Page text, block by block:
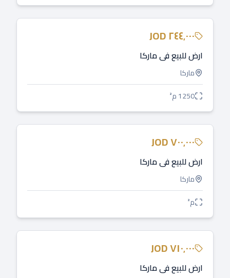
للبيع٢٤٤٬٠٠٠JOD
ارض للبيع في ماركا
ماركا
1250م²
للبيع٧٠٠٬٠٠٠JOD
ارض للبيع في ماركا
ماركا
م²
للبيع٧١٠٬٠٠٠JOD
ارض للبيع في ماركا